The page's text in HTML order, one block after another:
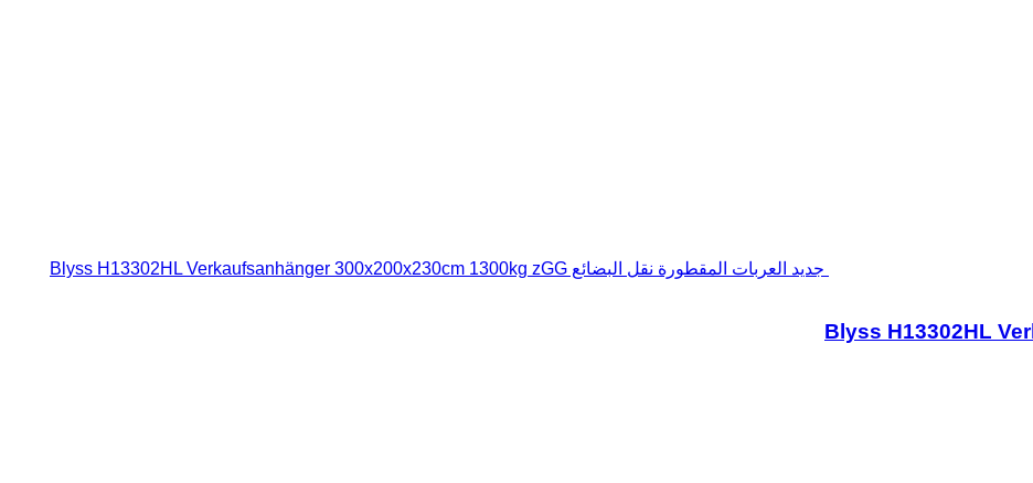
جديد العربات المقطورة نقل البضائع Blyss H13302HL Verkaufsanhänger 300x200x230cm 1300kg zGG
Blyss H13302HL